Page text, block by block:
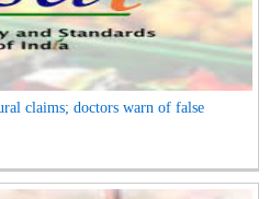
claims; doctors warn of false